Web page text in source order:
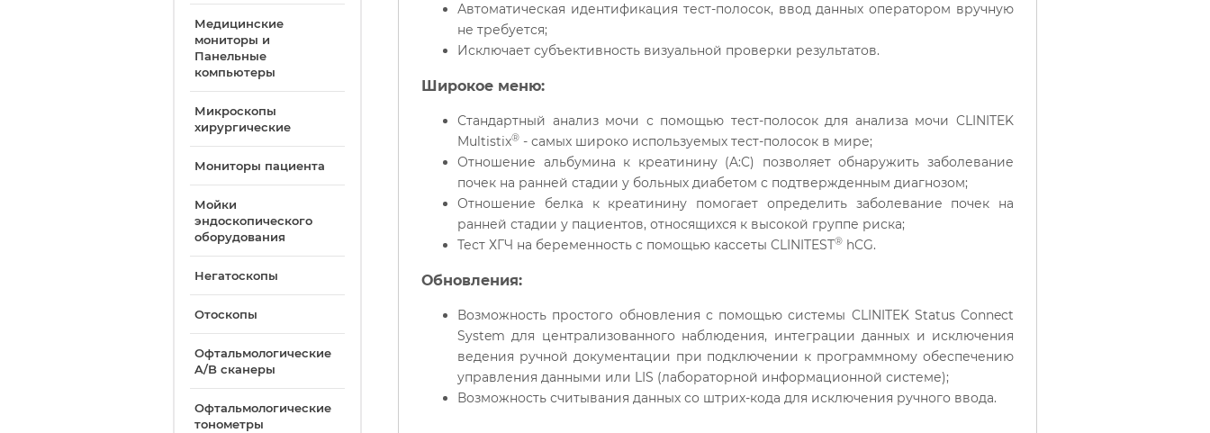
Медицинские
мониторы и
Панельные
компьютеры
Микроскопы
хирургические
Мониторы пациента
Мойки
эндоскопического
оборудования
Негатоскопы
Отоскопы
Офтальмологические
A/B сканеры
Офтальмологические
тонометры
Автоматическая идентификация тест-полосок, ввод данных оператором вручную
не требуется;
Исключает субъективность визуальной проверки результатов.
Широкое меню:
Стандартный анализ мочи с помощью тест-полосок для анализа мочи CLINITEK
Multistix® - самых широко используемых тест-полосок в мире;
Отношение альбумина к креатинину (A:C) позволяет обнаружить заболевание
почек на ранней стадии у больных диабетом с подтвержденным диагнозом;
Отношение белка к креатинину помогает определить заболевание почек на
ранней стадии у пациентов, относящихся к высокой группе риска;
Тест ХГЧ на беременность с помощью кассеты CLINITEST® hCG.
Обновления:
Возможность простого обновления с помощью системы CLINITEK Status Connect
System для централизованного наблюдения, интеграции данных и исключения
ведения ручной документации при подключении к программному обеспечению
управления данными или LIS (лабораторной информационной системе);
Возможность считывания данных со штрих-кода для исключения ручного ввода.